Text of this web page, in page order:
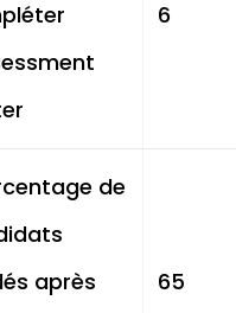
6
de
après
65